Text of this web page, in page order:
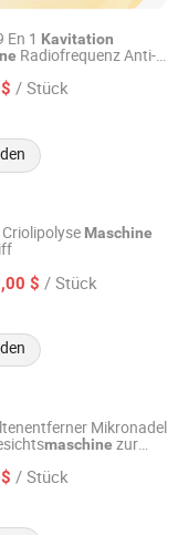
En 1 Kavitation
Radiofrequenz Anti-
/ Stück
Co., Ltd.
Maschine
$ / Stück
Ltd.
Mikronadel
maschine zur
/ Stück